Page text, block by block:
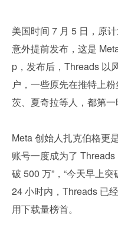
美国时间 7 月 5 日，原
意外提前发布，这是
p，发布后，Threads 以
户，一些原先在推特上
茨、夏奇拉等人，都第一
Meta 创始人扎克伯格更
账号一度成为了 Threads
破 500 万”，“今天早上
24 小时内，Threads 已
用下载量榜首。